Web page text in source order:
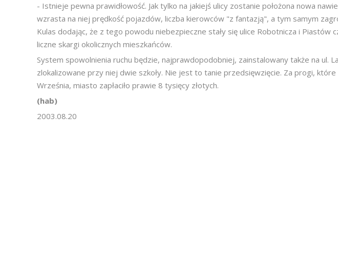
- Istnieje pewna prawidłowość. Jak tylko na jakiejś ulicy zostanie położona nowa
wzrasta na niej prędkość pojazdów, liczba kierowców "z fantazją", a tym samym
Kulas dodając, że z tego powodu niebezpieczne stały się ulice Robotnicza i Piastów
liczne skargi okolicznych mieszkańców.
System spowolnienia ruchu będzie, najprawdopodobniej, zainstalowany także na ul.
zlokalizowane przy niej dwie szkoły. Nie jest to tanie przedsięwzięcie. Za progi, które
Września, miasto zapłaciło prawie 8 tysięcy złotych.
(hab)
2003.08.20